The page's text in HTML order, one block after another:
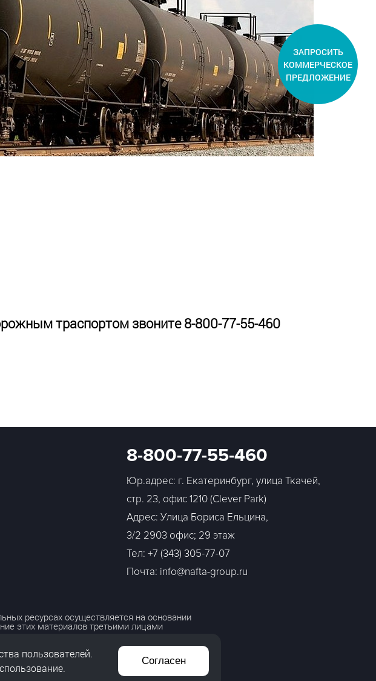
траспортом звоните 8-800-77-55-460
8-800-77-55-460
Юр.адрес: г. Екатеринбург, улица Ткачей,
стр. 23, офис 1210 (Clever Park)
Адрес: Улица Бориса Ельцина,
3/2 2903 офис; 29 этаж
Тел: +7 (343) 305-77-07
Почта: info@nafta-group.ru
ресурсах осуществляется на основании
этих материалов третьими лицами
ЗАПРОСИТЬ
КОММЕРЧЕСКОЕ
ПРЕДЛОЖЕНИЕ
пользователей.
Согласен